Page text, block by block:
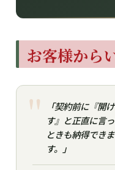
お客様から
「契約前に『開
す』と正直に言
ときも納得でき
す。」